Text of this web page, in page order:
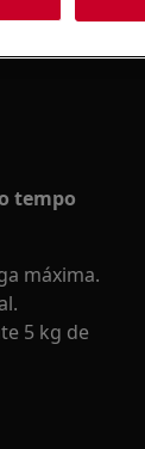
tempo
máxima.
5 kg de